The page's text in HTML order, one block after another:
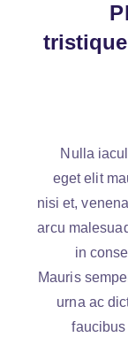
Nulla
eget elit
nisi et,
arcu
in
Mauris
urna ac